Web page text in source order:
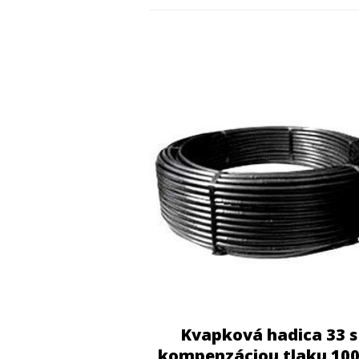
Kvapková hadica 33 s